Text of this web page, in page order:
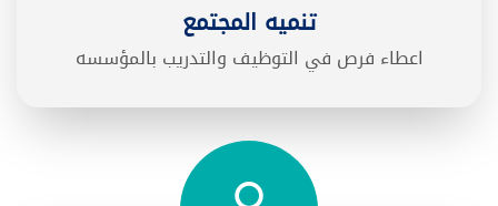
تنميه المجتمع
اعطاء فرص في التوظيف والتدريب بالمؤسسه